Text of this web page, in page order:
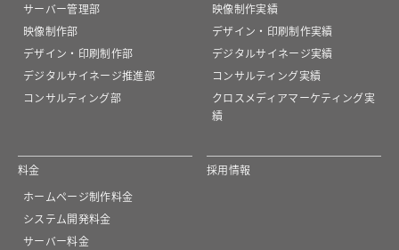
サーバー管理部
映像制作部
デザイン・印刷制作部
デジタルサイネージ推進部
コンサルティング部
映像制作実績
デザイン・印刷制作実績
デジタルサイネージ実績
コンサルティング実績
クロスメディアマーケティング実
績
料金
ホームページ制作料金
システム開発料金
サーバー料金
採用情報